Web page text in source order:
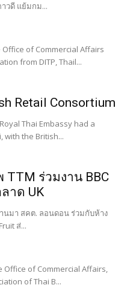
วดี แย้มกม...
of Commercial Affairs
from DITP, Thail...
Retail Consortium
Thai Embassy had a
with the British...
ร่วมงาน BBC
าด UK
นมา สคต. ลอนดอน ร่วมกับห้าง
ส่...
Office of Commercial Affairs,
of Thai B...